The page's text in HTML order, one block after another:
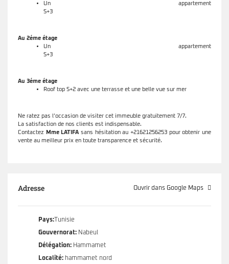
Un appartement
S+3
Au 2éme étage
Un appartement
S+3
Au 3éme étage
Roof top S+2 avec une terrasse et une belle vue sur mer
Ne ratez pas l’occasion de visiter cet immeuble gratuitement 7/7.
La satisfaction de nos clients est indispensable.
Contactez
Mme LATIFA sans hésitation au +21621256253 pour obtenir une
vente au meilleur prix en toute transparence et sécurité.
Adresse Ouvrir dans Google Maps
Pays: Tunisie
Gouvernorat: Nabeul
Délégation: Hammamet
Localité: hammamet nord